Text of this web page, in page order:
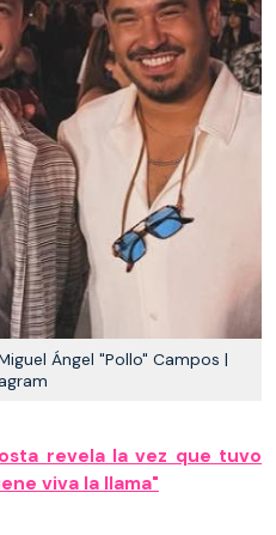
Ángel "Pollo" Campos |
revela la vez que tuvo
viva la llama"